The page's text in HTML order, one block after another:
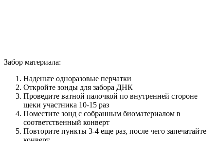
Забор материала:
Наденьте одноразовые перчатки
Откройте зонды для забора ДНК
Проведите ватной палочкой по внутренней стороне
щеки участника 10-15 раз
Поместите зонд с собранным биоматериалом в
соответственный конверт
Повторите пункты 3-4 еще раз, после чего запечатайте